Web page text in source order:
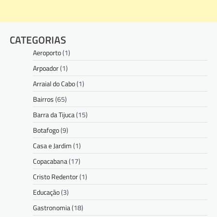
CATEGORIAS
Aeroporto(1)
Arpoador(1)
Arraial do Cabo(1)
Bairros(65)
Barra da Tijuca(15)
Botafogo(9)
Casa e Jardim(1)
Copacabana(17)
Cristo Redentor(1)
Educação(3)
Gastronomia(18)